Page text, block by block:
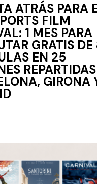
ATRÁS PARA
FILM
1 MES PARA
GRATIS
EN 25
GIRONA